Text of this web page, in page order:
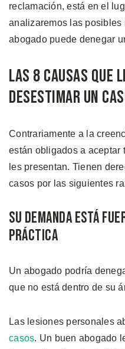
reclamación, está en el
analizaremos las posibles
abogado puede denegar
Las 8 Causas que
Desestimar un
Contrariamente a la
están obligados a aceptar
les presentan. Tienen
casos por las siguientes
Su Demanda está
Práctica
Un abogado podría
que no está dentro de su
Las lesiones personales
casos. Un buen abogado